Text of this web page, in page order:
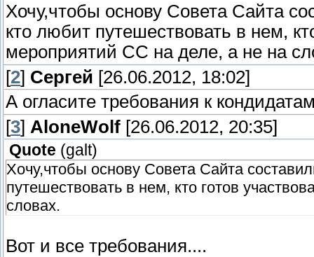
Хочу,чтобы основу Совета Сайта
кто любит путешествовать в нем,
мероприятий СС на деле, а не на
[2] Сергей [26.06.2012, 18:02]
А огласите требования к
[3] AloneWolf [26.06.2012, 20:35]
Quote (galt)
Хочу,чтобы основу Совета Сайта
путешествовать в нем, кто готов
словах.
Вот и все требования....